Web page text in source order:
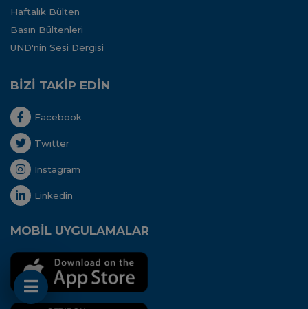
Haftalık Bülten
Basın Bültenleri
UND'nin Sesi Dergisi
BİZİ TAKİP EDİN
Facebook
Twitter
Instagram
Linkedin
MOBİL UYGULAMALAR